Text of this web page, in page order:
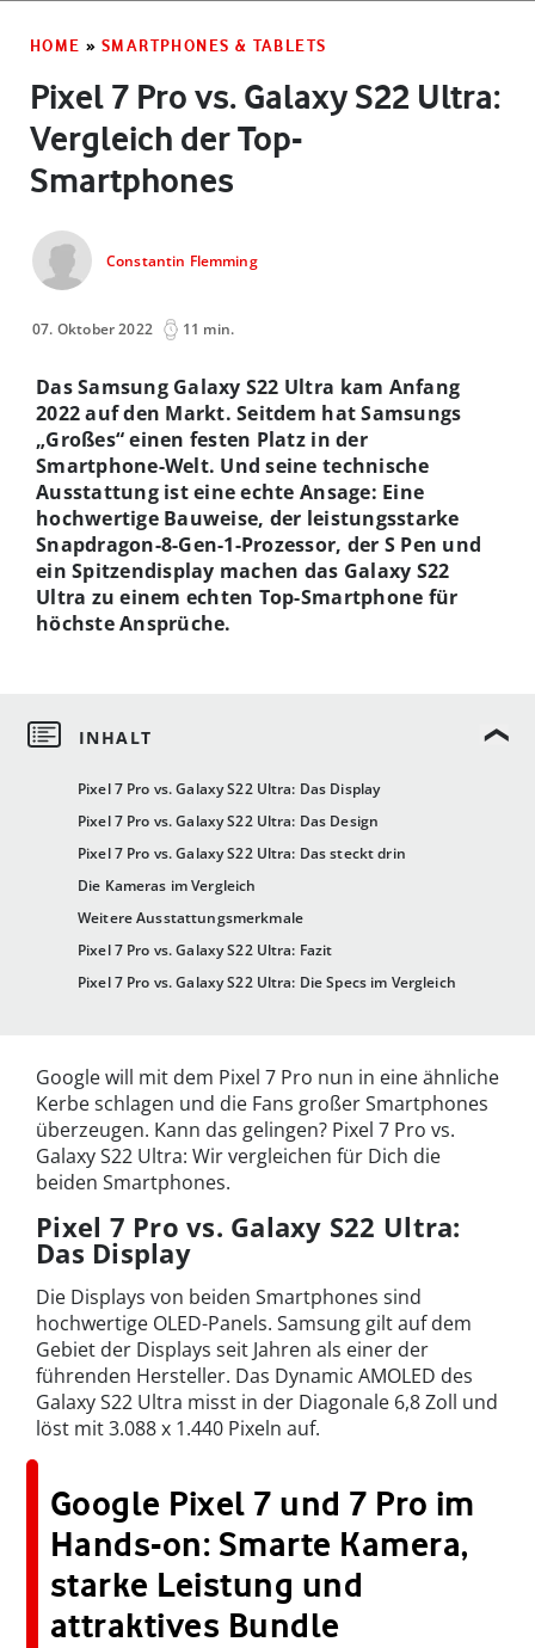
HOME » SMARTPHONES & TABLETS
Pixel 7 Pro vs. Galaxy S22 Ultra:
Vergleich der Top-
Smartphones
Constantin Flemming
07. Oktober 2022 11 min.
Pixel 7 Pro vs. Galaxy S22 Ultra: Das Display
Pixel 7 Pro vs. Galaxy S22 Ultra: Das Design
Pixel 7 Pro vs. Galaxy S22 Ultra: Das steckt drin
Die Kameras im Vergleich
Weitere Ausstattungsmerkmale
Pixel 7 Pro vs. Galaxy S22 Ultra: Fazit
Pixel 7 Pro vs. Galaxy S22 Ultra: Die Specs im Vergleich
Das Samsung Galaxy S22 Ultra kam Anfang
2022 auf den Markt. Seitdem hat Samsungs
„Großes“ einen festen Platz in der
Smartphone-Welt. Und seine technische
Ausstattung ist eine echte Ansage: Eine
hochwertige Bauweise, der leistungsstarke
Snapdragon-8-Gen-1-Prozessor, der S Pen und
ein Spitzendisplay machen das Galaxy S22
Ultra zu einem echten Top-Smartphone für
höchste Ansprüche.
Google will mit dem Pixel 7 Pro nun in eine ähnliche
Kerbe schlagen und die Fans großer Smartphones
überzeugen. Kann das gelingen? Pixel 7 Pro vs.
Galaxy S22 Ultra: Wir vergleichen für Dich die
beiden Smartphones.
Pixel 7 Pro vs. Galaxy S22 Ultra:
Das Display
Die Displays von beiden Smartphones sind
hochwertige OLED-Panels. Samsung gilt auf dem
Gebiet der Displays seit Jahren als einer der
führenden Hersteller. Das Dynamic AMOLED des
Galaxy S22 Ultra misst in der Diagonale 6,8 Zoll und
löst mit 3.088 x 1.440 Pixeln auf.
Google Pixel 7 und 7 Pro im
Hands-on: Smarte Kamera,
starke Leistung und
attraktives Bundle